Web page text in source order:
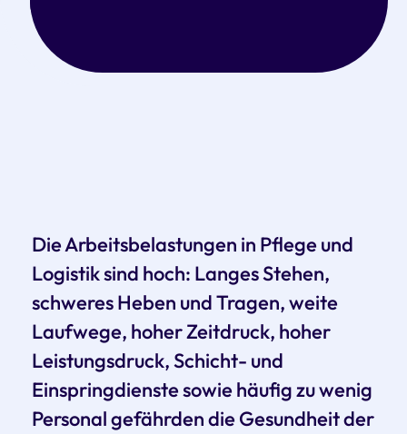
Die Arbeitsbelastungen in Pflege und
Logistik sind hoch: Langes Stehen,
schweres Heben und Tragen, weite
Laufwege, hoher Zeitdruck, hoher
Leistungsdruck, Schicht- und
Einspringdienste sowie häufig zu wenig
Personal gefährden die Gesundheit der